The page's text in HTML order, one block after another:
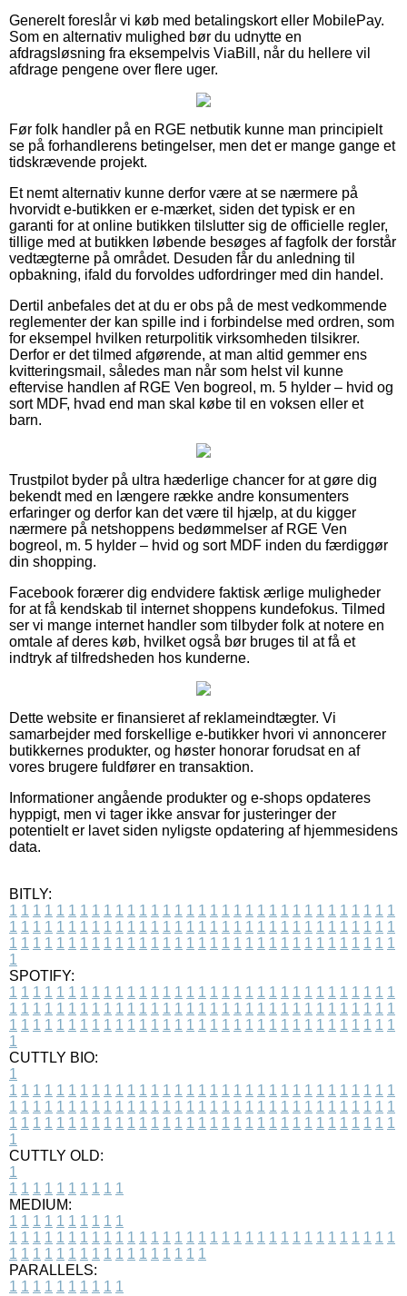
Generelt foreslår vi køb med betalingskort eller MobilePay.
Som en alternativ mulighed bør du udnytte en
afdragsløsning fra eksempelvis ViaBill, når du hellere vil
afdrage pengene over flere uger.
Før folk handler på en RGE netbutik kunne man principielt
se på forhandlerens betingelser, men det er mange gange et
tidskrævende projekt.
Et nemt alternativ kunne derfor være at se nærmere på
hvorvidt e-butikken er e-mærket, siden det typisk er en
garanti for at online butikken tilslutter sig de officielle regler,
tillige med at butikken løbende besøges af fagfolk der forstår
vedtægterne på området. Desuden får du anledning til
opbakning, ifald du forvoldes udfordringer med din handel.
Dertil anbefales det at du er obs på de mest vedkommende
reglementer der kan spille ind i forbindelse med ordren, som
for eksempel hvilken returpolitik virksomheden tilsikrer.
Derfor er det tilmed afgørende, at man altid gemmer ens
kvitteringsmail, således man når som helst vil kunne
eftervise handlen af RGE Ven bogreol, m. 5 hylder – hvid og
sort MDF, hvad end man skal købe til en voksen eller et
barn.
Trustpilot byder på ultra hæderlige chancer for at gøre dig
bekendt med en længere række andre konsumenters
erfaringer og derfor kan det være til hjælp, at du kigger
nærmere på netshoppens bedømmelser af RGE Ven
bogreol, m. 5 hylder – hvid og sort MDF inden du færdiggør
din shopping.
Facebook forærer dig endvidere faktisk ærlige muligheder
for at få kendskab til internet shoppens kundefokus. Tilmed
ser vi mange internet handler som tilbyder folk at notere en
omtale af deres køb, hvilket også bør bruges til at få et
indtryk af tilfredsheden hos kunderne.
Dette website er finansieret af reklameindtægter. Vi
samarbejder med forskellige e-butikker hvori vi annoncerer
butikkernes produkter, og høster honorar forudsat en af
vores brugere fuldfører en transaktion.
Informationer angående produkter og e-shops opdateres
hyppigt, men vi tager ikke ansvar for justeringer der
potentielt er lavet siden nyligste opdatering af hjemmesidens
data.
BITLY:
1 1 1 1 1 1 1 1 1 1 1 1 1 1 1 1 1 1 1 1 1 1 1 1 1 1 1 1 1 1 1 1 1
1 1 1 1 1 1 1 1 1 1 1 1 1 1 1 1 1 1 1 1 1 1 1 1 1 1 1 1 1 1 1 1 1
1 1 1 1 1 1 1 1 1 1 1 1 1 1 1 1 1 1 1 1 1 1 1 1 1 1 1 1 1 1 1 1 1
1
SPOTIFY:
1 1 1 1 1 1 1 1 1 1 1 1 1 1 1 1 1 1 1 1 1 1 1 1 1 1 1 1 1 1 1 1 1
1 1 1 1 1 1 1 1 1 1 1 1 1 1 1 1 1 1 1 1 1 1 1 1 1 1 1 1 1 1 1 1 1
1 1 1 1 1 1 1 1 1 1 1 1 1 1 1 1 1 1 1 1 1 1 1 1 1 1 1 1 1 1 1 1 1
1
CUTTLY BIO:
1
1 1 1 1 1 1 1 1 1 1 1 1 1 1 1 1 1 1 1 1 1 1 1 1 1 1 1 1 1 1 1 1 1
1 1 1 1 1 1 1 1 1 1 1 1 1 1 1 1 1 1 1 1 1 1 1 1 1 1 1 1 1 1 1 1 1
1 1 1 1 1 1 1 1 1 1 1 1 1 1 1 1 1 1 1 1 1 1 1 1 1 1 1 1 1 1 1 1 1
1
CUTTLY OLD:
1
1 1 1 1 1 1 1 1 1 1
MEDIUM:
1 1 1 1 1 1 1 1 1 1
1 1 1 1 1 1 1 1 1 1 1 1 1 1 1 1 1 1 1 1 1 1 1 1 1 1 1 1 1 1 1 1 1
1 1 1 1 1 1 1 1 1 1 1 1 1 1 1 1 1
PARALLELS:
1 1 1 1 1 1 1 1 1 1